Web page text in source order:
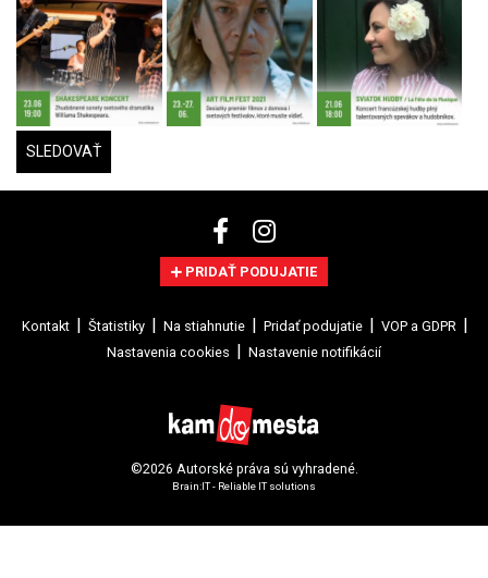
SLEDOVAŤ
PRIDAŤ PODUJATIE
Kontakt Štatistiky Na stiahnutie Pridať podujatie
VOP a GDPR
Nastavenia cookies
Nastavenie notifikácií
©2026 Autorské práva sú vyhradené.
Brain:IT - Reliable IT solutions